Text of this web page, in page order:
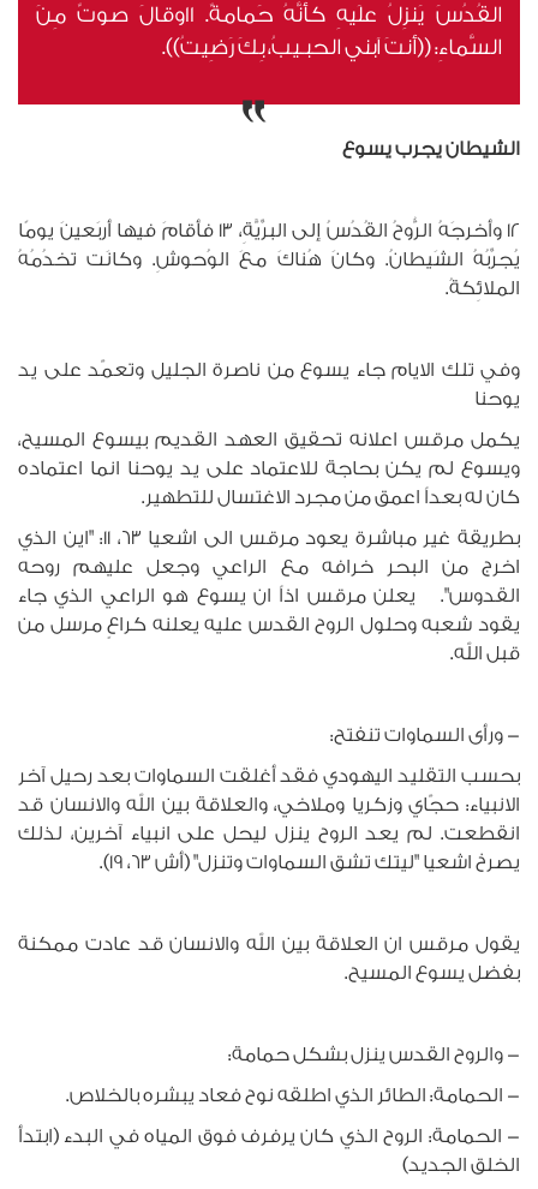
القُدُسَ يَنزِلُ علَيهِ كأنَّهُ حَمامةٌ. 11وقالَ صوتٌ مِنَ
السَّماءِ: ((أنتَ اَبني الحبـيبُ، بِكَ رَضِيتُ)).
الشيطان يجرب يسوع
12 وأخرجَهُ الرُّوحُ القُدُسُ إلى البرِّيَّةِ، 13 فأقامَ فيها أربَعينَ يومًا
يُجرِّبُهُ الشَيطانُ. وكانَ هُناكَ معَ الوُحوشِ. وكانَت تخدُمُهُ
الملائِكةُ.
وفي تلك الايام جاء يسوع من ناصرة الجليل وتعمّد على يد
يوحنا
يكمل مرقس اعلانه تحقيق العهد القديم بيسوع المسيح،
ويسوع لم يكن بحاجة للاعتماد على يد يوحنا انما اعتماده
كان له بعداً اعمق من مجرد الاغتسال للتطهير.
بطريقة غير مباشرة يعود مرقس الى اشعيا 63، 11: "اين الذي
اخرج من البحر خرافه مع الراعي وجعل عليهم روحه
القدوس". يعلن مرقس اذاً ان يسوع هو الراعي الذي جاء
يقود شعبه وحلول الروح القدس عليه يعلنه كراعٍ مرسل من
قبل الله.
- ورأى السماوات تنفتح:
بحسب التقليد اليهودي فقد أغلقت السماوات بعد رحيل آخر
الانبياء: حجّاي وزكريا وملاخي، والعلاقة بين الله والانسان قد
انقطعت. لم يعد الروح ينزل ليحل على انبياء آخرين، لذلك
يصرخ اشعيا "ليتك تشق السماوات وتنزل" (أش 63، 19).
يقول مرقس ان العلاقة بين الله والانسان قد عادت ممكنة
بفضل يسوع المسيح.
- والروح القدس ينزل بشكل حمامة:
- الحمامة: الطائر الذي اطلقه نوح فعاد يبشره بالخلاص.
- الحمامة: الروح الذي كان يرفرف فوق المياه في البدء (ابتدأ
الخلق الجديد)